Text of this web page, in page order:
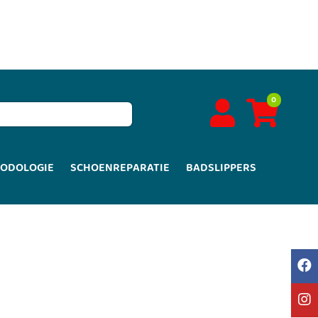
0
SCHOENREPARATIE BADSLIPPERS